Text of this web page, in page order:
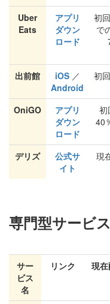
Uber
Eats
アプリ
ダウン
ロード
初
で
出前館
iOS ／
Android
初
OniGO
アプリ
ダウン
ロード
初
40
デリズ
公式サ
イト
現
専門型サービ
サー
ビス
名
リンク
現